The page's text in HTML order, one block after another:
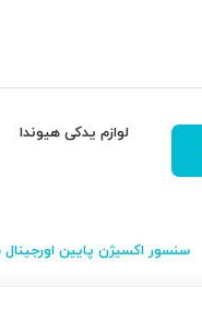
لوازم یدکی هیوندا
سنسور اكسیژن پایین اورجینال